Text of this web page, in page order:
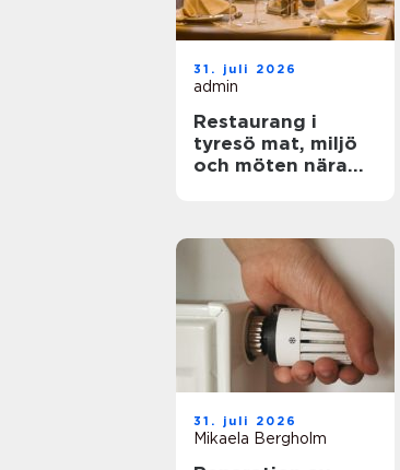
31. juli 2026
admin
Restaurang i
tyresö mat, miljö
och möten nära
31. juli 2026
Mikaela Bergholm